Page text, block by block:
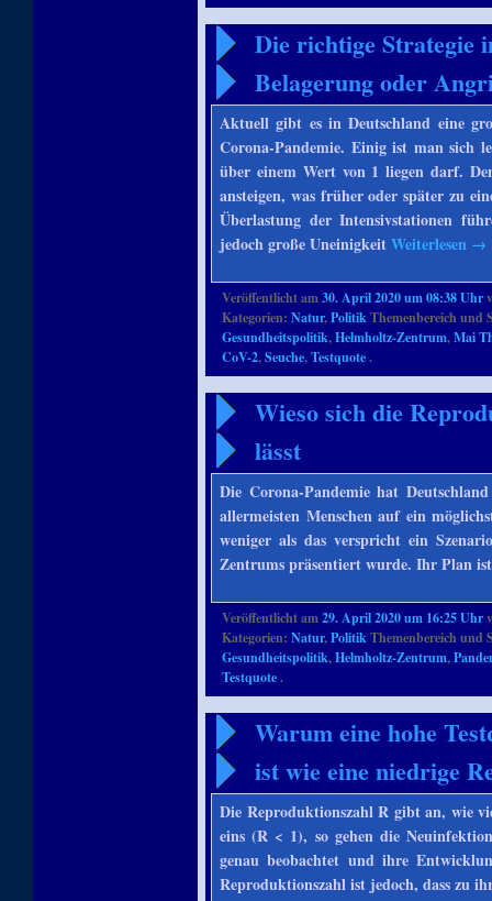
Die richtige Strategie
Belagerung oder
Aktuell gibt es in Deutschland eine
Corona-Pandemie. Einig ist man sich
über einem Wert von 1 liegen darf.
ansteigen, was früher oder später zu
Überlastung der Intensivstationen
jedoch große UneinigkeitWeiterlesen →
Veröffentlicht am30. April 2020 um 08:38 Uhr
Kategorien:Natur,PolitikThemenbereich und
Gesundheitspolitik,Helmholtz-Zentrum,Mai
CoV-2,Seuche,Testquote.
Wieso sich die
lässt
Die Corona-Pandemie hat
allermeisten Menschen auf ein
weniger als das verspricht ein
Zentrums präsentiert wurde. Ihr Plan
Veröffentlicht am29. April 2020 um 16:25 Uhr
Kategorien:Natur,PolitikThemenbereich und
Gesundheitspolitik,Helmholtz-Zentrum,
Testquote.
Warum eine hohe
ist wie eine niedrige
Die Reproduktionszahl R gibt an, wie
eins (R < 1), so gehen die
genau beobachtet und ihre
Reproduktionszahl ist jedoch, dass zu